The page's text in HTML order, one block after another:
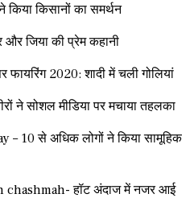
किसानों का समर्थन
जिया की प्रेम कहानी
फायरिंग 2020: शादी में चली गोलियां
ने सोशल मीडिया पर मचाया तहलका
10 से अधिक लोगों ने किया सामूहिक
chashmah- हॉट अंदाज में नजर आई